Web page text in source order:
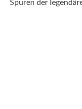
Spuren der